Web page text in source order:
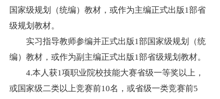
国家级规划（统编）教材，或作为主编正式出版1部省
级规划教材。
实习指导教师参编并正式出版1部国家级规划（统
编）教材，或作为副主编正式出版1部省级规划教材。
4.本人获1项职业院校技能大赛省级一等奖以上，
或国家级二类以上竞赛前10名，或省级一类竞赛前5